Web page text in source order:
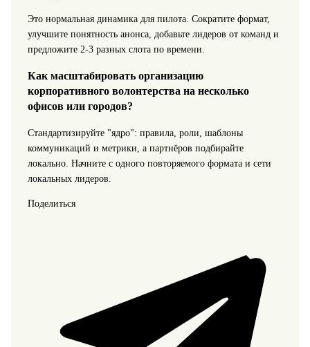
Это нормальная динамика для пилота. Сократите формат,
улучшите понятность анонса, добавьте лидеров от команд и
предложите 2-3 разных слота по времени.
Как масштабировать организацию
корпоративного волонтерства на несколько
офисов или городов?
Стандартизируйте "ядро": правила, роли, шаблоны
коммуникаций и метрики, а партнёров подбирайте
локально. Начните с одного повторяемого формата и сети
локальных лидеров.
Поделиться